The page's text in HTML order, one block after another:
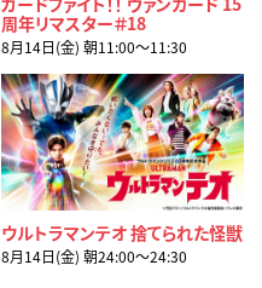
周年リマスター＃18
8月14日(金) 朝11:00〜11:30
ウルトラマンテオ 捨てられた怪獣
8月14日(金) 朝24:00〜24:30